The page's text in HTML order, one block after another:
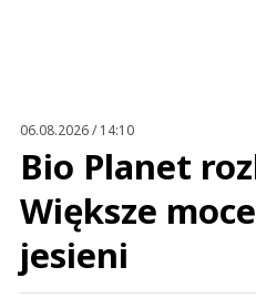
06.08.2026 / 14:10
Bio Planet
Większe
jesieni